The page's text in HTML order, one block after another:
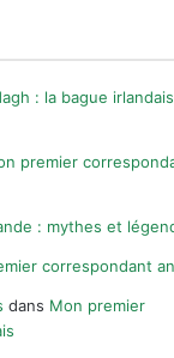
: la bague
premier
: mythes et
correspondant
dans Mon premier